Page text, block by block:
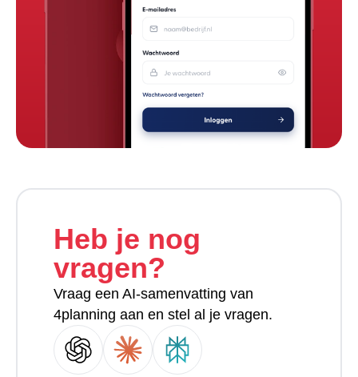
Heb je nog
vragen?
Vraag een AI-samenvatting van
4planning aan en stel al je vragen.